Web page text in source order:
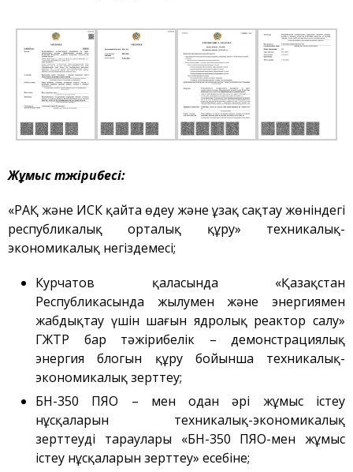
«Маяк» қонақ үйі
Метрологиялық қызмет
Қысымдағы ыдыстар
Қауiпсiздiк сараптамасы
Құжаттаманы әзірлеу
Радиациялық бақылау
және құрылыс
Атом энергиясын
пайдалану
Прекурсорлар
Бос қызметтер
Пошта
Байланыс
Жұмыс тәжірибесі:
«РАҚ және ИСК қайта өңдеу және ұзақ сақтау жөніндегі
республикалық орталық құру» техникалық-
экономикалық негіздемесі;
Курчатов қаласында «Қазақстан
Республикасында жылумен және энергиямен
жабдықтау үшін шағын ядролық реактор салу»
ГЖТР бар тәжірибелік – демонстрациялық
энергия блогын құру бойынша техникалық-
экономикалық зерттеу;
БН-350 ПЯО – мен одан әрі жұмыс істеу
нұсқаларын техникалық-экономикалық
зерттеудің тараулары «БН-350 ПЯО-мен жұмыс
істеу нұсқаларын зерттеу» есебіне;